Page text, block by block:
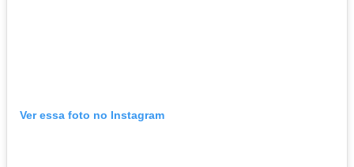
Ver essa foto no Instagram